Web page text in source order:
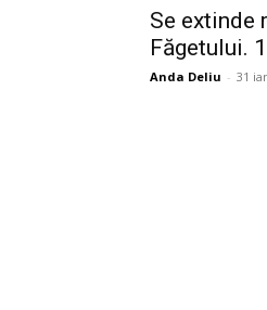
Se extinde
Făgetului.
Anda Deliu - 31